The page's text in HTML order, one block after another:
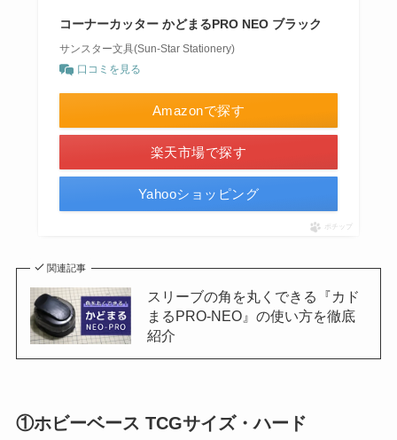
コーナーカッター かどまるPRO NEO ブラック
サンスター文具(Sun-Star Stationery)
口コミを見る
Amazonで探す
楽天市場で探す
Yahooショッピング
ポチップ
関連記事
スリーブの角を丸くできる『カド
まるPRO-NEO』の使い方を徹底
紹介
①ホビーベース TCGサイズ・ハード